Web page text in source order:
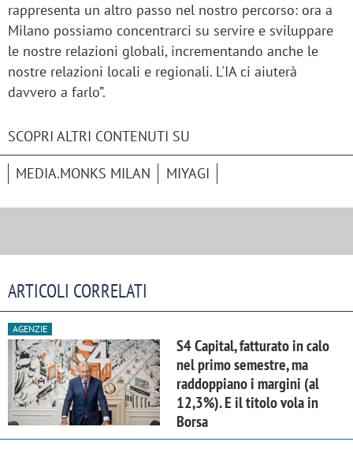
rappresenta un altro passo nel nostro percorso: ora a
Milano possiamo concentrarci su servire e sviluppare
le nostre relazioni globali, incrementando anche le
nostre relazioni locali e regionali. L'IA ci aiuterà
davvero a farlo”.
SCOPRI ALTRI CONTENUTI SU
MEDIA.MONKS MILAN MIYAGI
ARTICOLI CORRELATI
AGENZIE
S4 Capital, fatturato in calo
nel primo semestre, ma
raddoppiano i margini (al
12,3%). E il titolo vola in
Borsa